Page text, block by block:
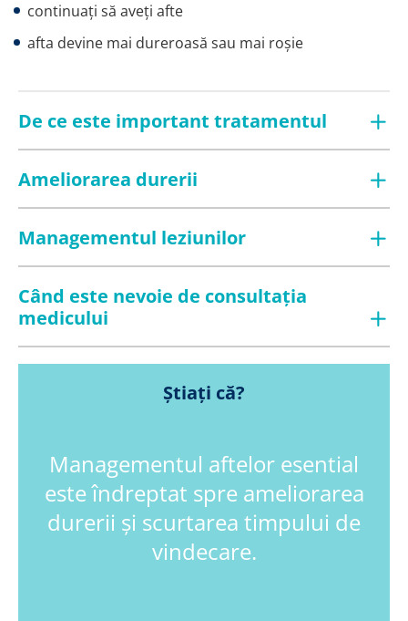
continuați să aveți afte
afta devine mai dureroasă sau mai roșie
De ce este important tratamentul
Ameliorarea durerii
Managementul leziunilor
Când este nevoie de consultația
medicului
Știați că?
Managementul aftelor esential
este îndreptat spre ameliorarea
durerii și scurtarea timpului de
vindecare.